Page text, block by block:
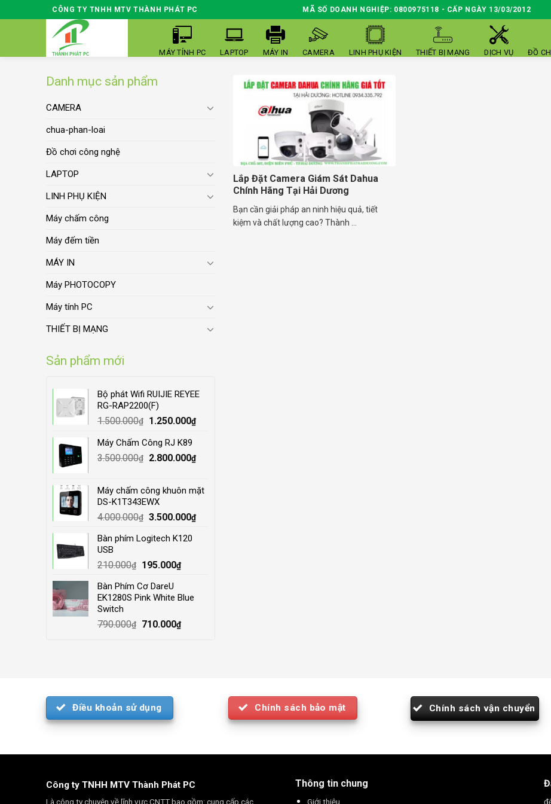
to
CÔNG TY TNHH MTV THÀNH PHÁT PC MÃ SỐ DOANH NGHIỆP: 0800975118 - CẤP NGÀY 13/03/2012
MÁY TÍNH PC LAPTOP MÁY IN CAMERA LINH PHỤ KIỆN THIẾT BỊ MẠNG DỊCH VỤ ĐỒ
Danh mục sản phẩm
CAMERA
chua-phan-loai
Đồ chơi công nghệ
LAPTOP
LINH PHỤ KIỆN
Máy chấm công
Máy đếm tiền
MÁY IN
Máy PHOTOCOPY
Máy tính PC
THIẾT BỊ MẠNG
Sản phẩm mới
Bộ phát Wifi RUIJIE REYEE
RG-RAP2200(F)
1.500.000₫
Original
was:
1.500.000₫.
1.250.000₫Current
1.250.000₫.
Máy Chấm Công RJ K89
3.500.000₫
Original
3.500.000₫.
2.800.000₫Current
2.800.000₫.
Máy chấm công khuôn mặt
DS-K1T343EWX
4.000.000₫ Original
was:
3.500.000₫Current
Bàn phím Logitech K120
USB
210.000₫
Original
was:
210.000₫.
195.000₫Current
195.000₫.
Bàn Phím Cơ DareU
EK1280S Pink White Blue
Switch
790.000₫
Original
710.000₫Current
Lắp Đặt Camera Giám Sát Dahua
Chính Hãng Tại Hải Dương
Bạn cần giải pháp an ninh hiệu quả, tiết
kiệm và chất lượng cao? Thành ...
Điều khoản sử dụng Chính sách bảo mật Chính sách vận chuyển
Công ty TNHH MTV Thành Phát PC
Là công ty chuyên về lĩnh vực CNTT bao gồm: cung cấp các
Thông tin chung
Giới thiệu